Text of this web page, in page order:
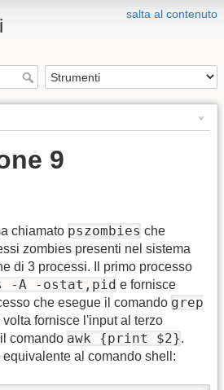
salta al contenuto
9
chiamato pszombies che
zombies presenti nel sistema
di 3 processi. Il primo processo
-A -ostat,pid e fornisce
che esegue il comando grep
fornisce l'input al terzo
comando awk {print $2}.
equivalente al comando shell: